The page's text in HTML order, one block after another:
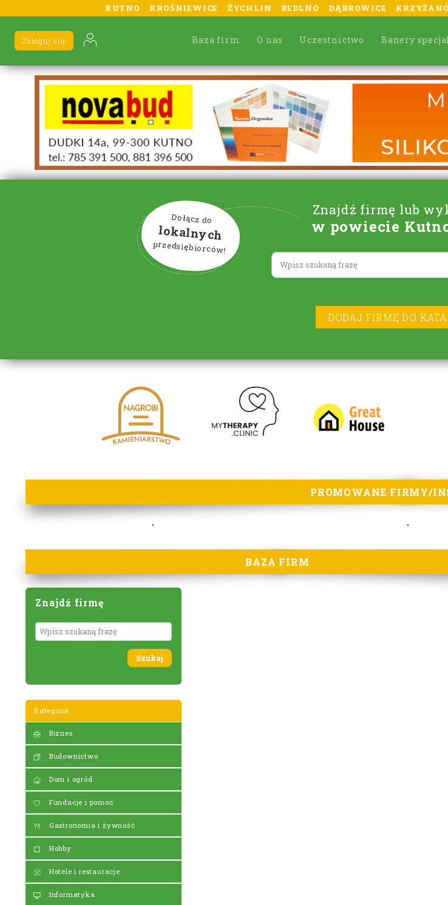
KUTNO KROŚNIEWICE ŻYCHLIN BEDLNO DĄBROWICE
Baza firm O nas Uczestnictwo Banery
Zaloguj się
Znajdź firmę lub
w powiecie
Dołącz do
lokalnych
przedsiębiorców!
Lorem ipsum
DODAJ FIRMĘ DO
lorem ipsum
PROMOWANE FIRMY/
BAZA FIRM
Znajdź firmę
Wyszukaj
Kategorie
Biznes
Budownictwo
Dom i ogród
Fundacje i pomoc
Gastronomia i żywność
Hobby
Hotele i restauracje
Informatyka